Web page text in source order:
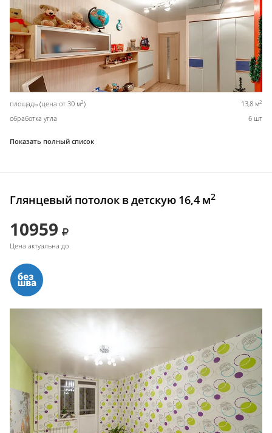
площадь (цена от 30 м2) 13,8 м2
обработка угла 6 шт
Показать полный список
Глянцевый потолок в детскую 16,4 м2
10959
Цена актуальна до